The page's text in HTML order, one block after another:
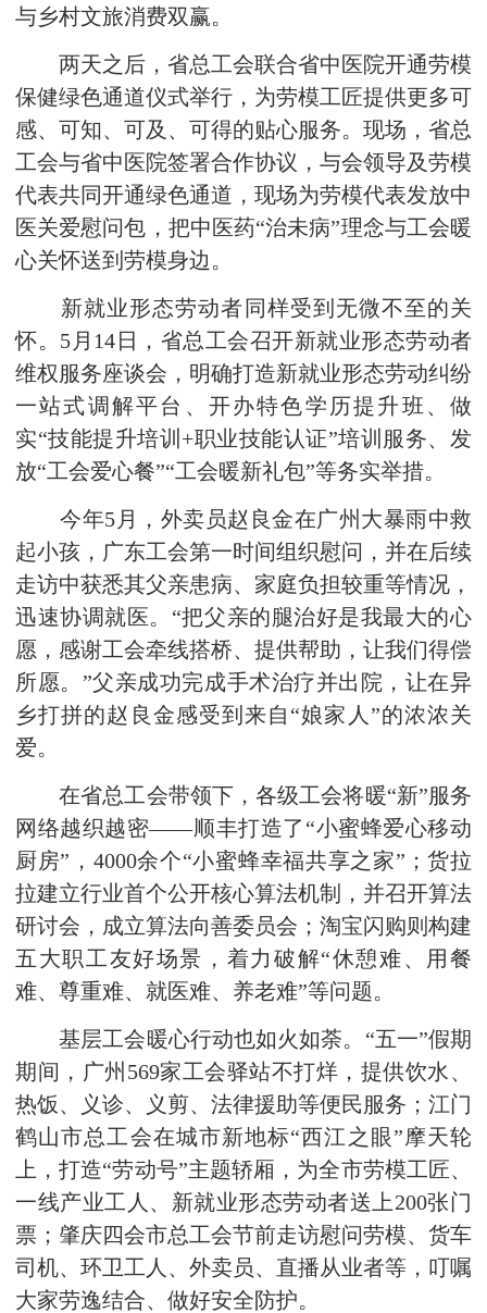
与乡村文旅消费双赢。
两天之后，省总工会联合省中医院开通劳模
保健绿色通道仪式举行，为劳模工匠提供更多可
感、可知、可及、可得的贴心服务。现场，省总
工会与省中医院签署合作协议，与会领导及劳模
代表共同开通绿色通道，现场为劳模代表发放中
医关爱慰问包，把中医药“治未病”理念与工会暖
心关怀送到劳模身边。
新就业形态劳动者同样受到无微不至的关
怀。5月14日，省总工会召开新就业形态劳动者
维权服务座谈会，明确打造新就业形态劳动纠纷
一站式调解平台、开办特色学历提升班、做
实“技能提升培训+职业技能认证”培训服务、发
放“工会爱心餐”“工会暖新礼包”等务实举措。
今年5月，外卖员赵良金在广州大暴雨中救
起小孩，广东工会第一时间组织慰问，并在后续
走访中获悉其父亲患病、家庭负担较重等情况，
迅速协调就医。“把父亲的腿治好是我最大的心
愿，感谢工会牵线搭桥、提供帮助，让我们得偿
所愿。”父亲成功完成手术治疗并出院，让在异
乡打拼的赵良金感受到来自“娘家人”的浓浓关
爱。
在省总工会带领下，各级工会将暖“新”服务
网络越织越密——顺丰打造了“小蜜蜂爱心移动
厨房”，4000余个“小蜜蜂幸福共享之家”；货拉
拉建立行业首个公开核心算法机制，并召开算法
研讨会，成立算法向善委员会；淘宝闪购则构建
五大职工友好场景，着力破解“休憩难、用餐
难、尊重难、就医难、养老难”等问题。
基层工会暖心行动也如火如荼。“五一”假期
期间，广州569家工会驿站不打烊，提供饮水、
热饭、义诊、义剪、法律援助等便民服务；江门
鹤山市总工会在城市新地标“西江之眼”摩天轮
上，打造“劳动号”主题轿厢，为全市劳模工匠、
一线产业工人、新就业形态劳动者送上200张门
票；肇庆四会市总工会节前走访慰问劳模、货车
司机、环卫工人、外卖员、直播从业者等，叮嘱
大家劳逸结合、做好安全防护。